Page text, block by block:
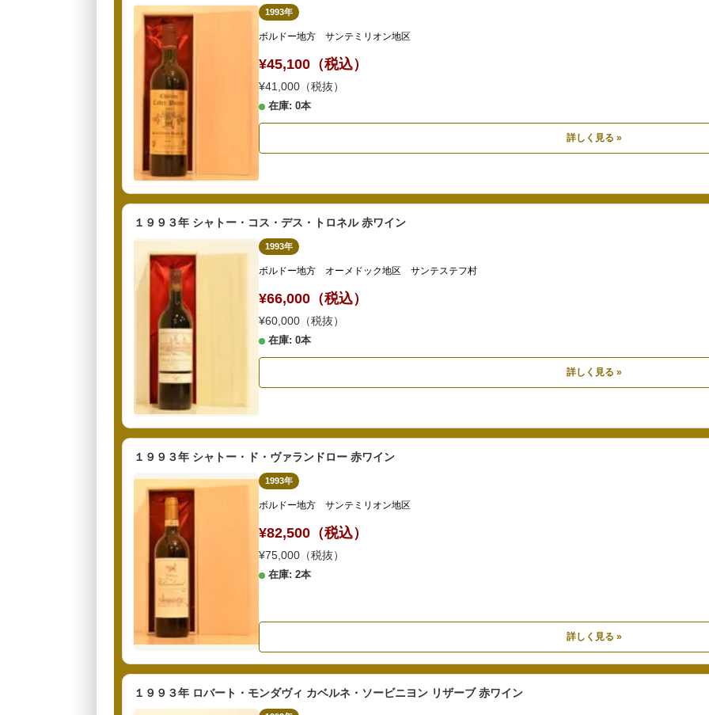
1993年
ボルドー地方 サンテミリオン地区
¥45,100（税込）
¥41,000（税抜）
在庫: 0本
詳しく見る »
１９９３年 シャトー・コス・デス・トロネル 赤ワイン
1993年
ボルドー地方 オーメドック地区 サンテステフ村
¥66,000（税込）
¥60,000（税抜）
在庫: 0本
詳しく見る »
１９９３年 シャトー・ド・ヴァランドロー 赤ワイン
1993年
ボルドー地方 サンテミリオン地区
¥82,500（税込）
¥75,000（税抜）
在庫: 2本
詳しく見る »
１９９３年 ロバート・モンダヴィ カベルネ・ソービニヨン リザーブ 赤ワイン